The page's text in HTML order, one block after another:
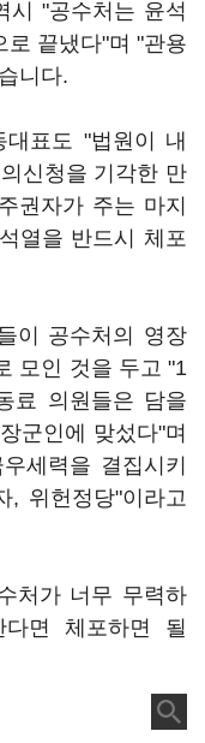
시 "공수처는 윤석
로 끝냈다"며 "관용
니다.
표도 "법원이 내
신청을 기각한 만
권자가 주는 마지
열을 반드시 체포
이 공수처의 영장
모인 것을 두고 "1
료 의원들은 담을
군인에 맞섰다"며
세력을 결집시키
, 위헌정당"이라고
처가 너무 무력하
면 체포하면 될